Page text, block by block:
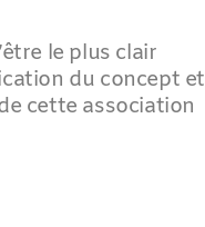
le plus clair
du concept et
cette association